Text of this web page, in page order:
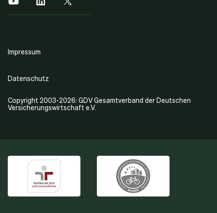
Copyright 2003-2026: GDV Gesamtverband der Deutschen
Versicherungswirtschaft e.V.
Impressum
Datenschutz